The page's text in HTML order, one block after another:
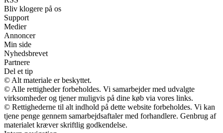
Bliv klogere på os
Support
Medier
Annoncer
Min side
Nyhedsbrevet
Partnere
Del et tip
© Alt materiale er beskyttet.
© Alle rettigheder forbeholdes. Vi samarbejder med udvalgte
virksomheder og tjener muligvis på dine køb via vores links.
© Rettighederne til alt indhold på dette website forbeholdes. Vi kan
tjene penge gennem samarbejdsaftaler med forhandlere. Genbrug af
materialet kræver skriftlig godkendelse.